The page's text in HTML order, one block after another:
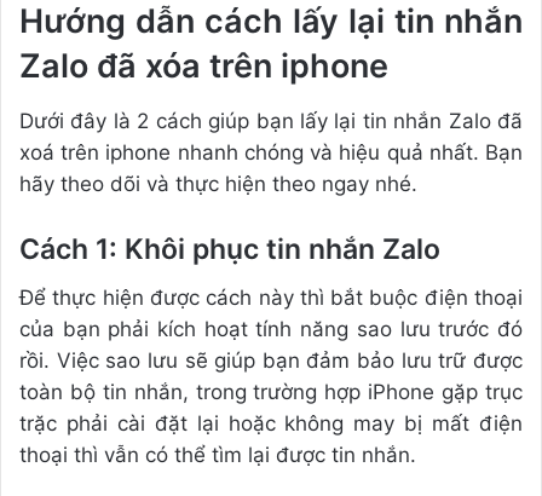
Hướng dẫn cách lấy lại tin nhắn
Zalo đã xóa trên iphone
Dưới đây là 2 cách giúp bạn lấy lại tin nhắn Zalo đã
xoá trên iphone nhanh chóng và hiệu quả nhất. Bạn
hãy theo dõi và thực hiện theo ngay nhé.
Cách 1: Khôi phục tin nhắn Zalo
Để thực hiện được cách này thì bắt buộc điện thoại
của bạn phải kích hoạt tính năng sao lưu trước đó
rồi. Việc sao lưu sẽ giúp bạn đảm bảo lưu trữ được
toàn bộ tin nhắn, trong trường hợp iPhone gặp trục
trặc phải cài đặt lại hoặc không may bị mất điện
thoại thì vẫn có thể tìm lại được tin nhắn.